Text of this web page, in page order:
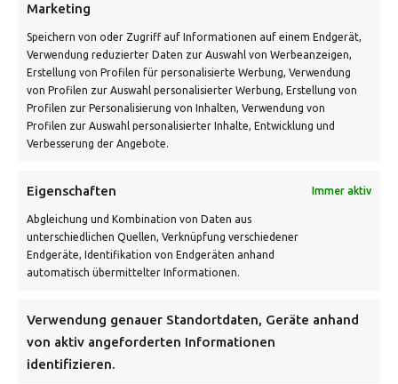
Marketing
Speichern von oder Zugriff auf Informationen auf einem Endgerät,
Verwendung reduzierter Daten zur Auswahl von Werbeanzeigen,
Erstellung von Profilen für personalisierte Werbung, Verwendung
von Profilen zur Auswahl personalisierter Werbung, Erstellung von
Profilen zur Personalisierung von Inhalten, Verwendung von
Profilen zur Auswahl personalisierter Inhalte, Entwicklung und
Verbesserung der Angebote.
Eigenschaften Immer aktiv
Abgleichung und Kombination von Daten aus
unterschiedlichen Quellen, Verknüpfung verschiedener
Endgeräte, Identifikation von Endgeräten anhand
automatisch übermittelter Informationen.
Verwendung genauer Standortdaten, Geräte anhand
von aktiv angeforderten Informationen
identifizieren.
VERSANDKOSTENHINWEIS:
NEWSLETTER
Danke, deine Registrierung war erfolgreich! Bitte prüfe